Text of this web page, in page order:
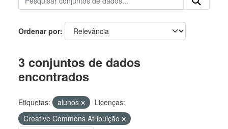
Ordenar por
3 conjuntos de dados
encontrados
Etiquetas: alunos
Licenças:
Creative Commons Atribuição